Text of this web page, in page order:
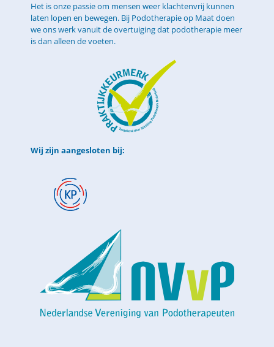
Het is onze passie om mensen weer klachtenvrij kunnen
laten lopen en bewegen. Bij Podotherapie op Maat doen
we ons werk vanuit de overtuiging dat podotherapie meer
is dan alleen de voeten.
Wij zijn aangesloten bij: